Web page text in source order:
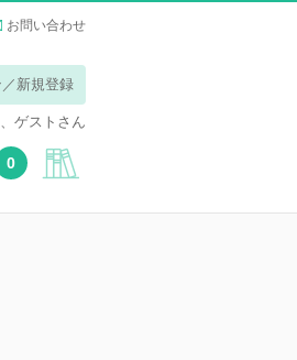
お問い合わせ
新規登録
ゲストさん
0